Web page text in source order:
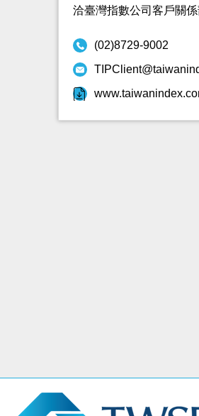
洽臺灣指數公司客戶關係
(02)8729-9002